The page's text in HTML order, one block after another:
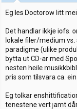
Eg les Doctorow litt
Det handlar ikkje iofs.
lokale filer/medium vs.
paradigme (ulike
bytta ut CD-ar med
nesten heile
pris som tilsvara ca. ein
Eg tolkar
tenestene vert jamt